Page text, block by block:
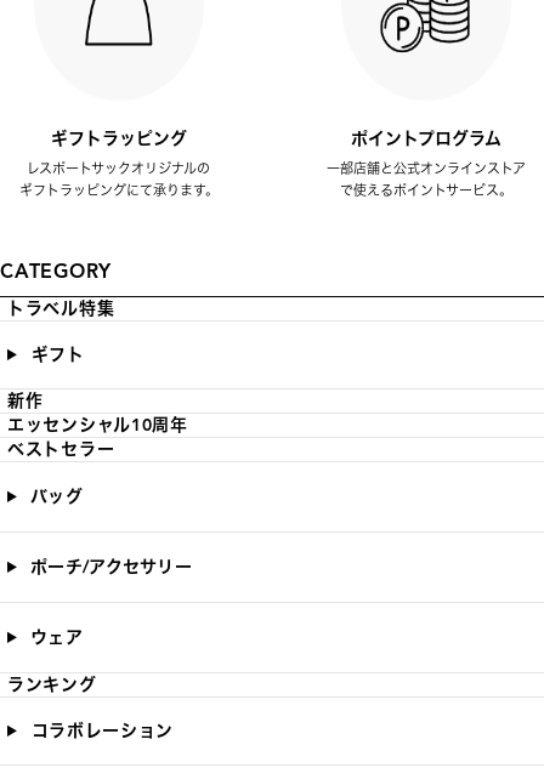
ギフトラッピング
レスポートサックオリジナルの
ギフトラッピングにて承ります。
ポイントプログラム
一部店舗と公式オンラインストア
で使えるポイントサービス。
CATEGORY
トラベル特集
ギフト
新作
エッセンシャル10周年
ベストセラー
バッグ
ポーチ/アクセサリー
ウェア
ランキング
コラボレーション